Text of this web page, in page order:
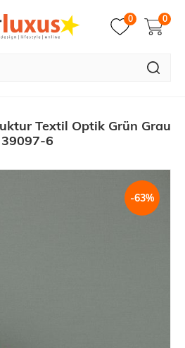
0 0
Textil Optik Grün Grau
39097-6
-63%